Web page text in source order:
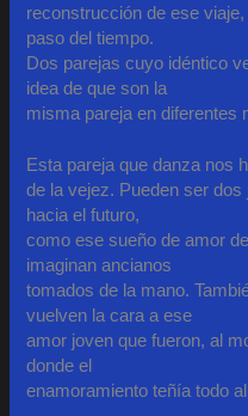
reconstrucción de ese
paso del tiempo.
Dos parejas cuyo idéntico
idea de que son la
misma pareja en diferentes
Esta pareja que danza nos
de la vejez. Pueden ser
hacia el futuro,
como ese sueño de amor
imaginan ancianos
tomados de la mano.
vuelven la cara a ese
amor joven que fueron, al
donde el
enamoramiento teñía todo